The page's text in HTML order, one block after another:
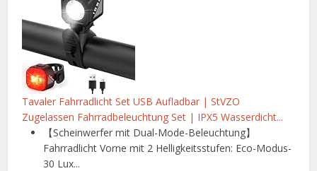
Tavaler Fahrradlicht Set USB Aufladbar | StVZO
Zugelassen Fahrradbeleuchtung Set | IPX5 Wasserdicht...
【Scheinwerfer mit Dual-Mode-Beleuchtung】
Fahrradlicht Vorne mit 2 Helligkeitsstufen: Eco-Modus-
30 Lux...